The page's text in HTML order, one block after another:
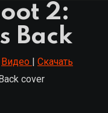
2:
Back
Видео | Скачать